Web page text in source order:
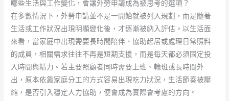
哪些生活與工作變化，會讓外勞申請成為被思考的選項？
在多數情況下，外勞申請並不是一開始就被列入規劃，而是隨著
生活或工作狀況出現明顯變化後，才逐漸被納入評估。以生活面
來看，當家庭中出現需要長時間陪伴、協助起居或處理日常照料
的成員，相關需求往往不再是短期支援，而是每天都必須固定投
入時間與精力。若主要照顧者同時需要上班、輪班或長時間外
出，原本依靠家庭分工的方式容易出現吃力狀況，生活節奏被壓
縮，是否引入穩定人力協助，便會成為實際會考慮的方向。